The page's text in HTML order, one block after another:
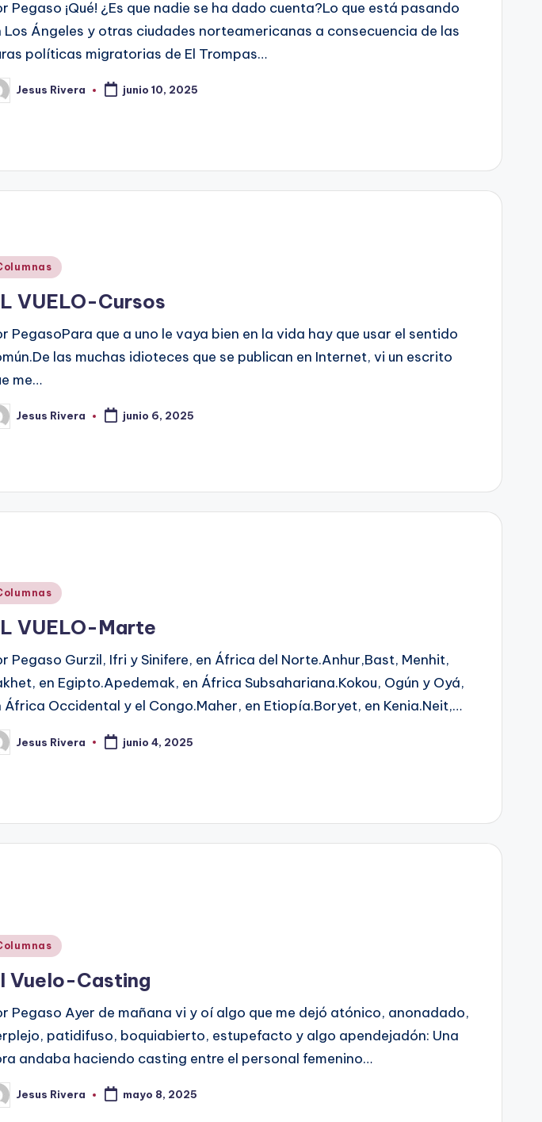
Pegaso ¡Qué! ¿Es que nadie se ha dado cuenta?Lo que está pasando
Los Ángeles y otras ciudades norteamericanas a consecuencia de las
políticas migratorias de El Trompas…
Jesus Rivera junio 10, 2025
VUELO-Cursos
PegasoPara que a uno le vaya bien en la vida hay que usar el sentido
las muchas idioteces que se publican en Internet, vi un escrito
me…
Jesus Rivera junio 6, 2025
VUELO-Marte
Pegaso Gurzil, Ifri y Sinifere, en África del Norte.Anhur,Bast, Menhit,
en Egipto.Apedemak, en África Subsahariana.Kokou, Ogún y Oyá,
África Occidental y el Congo.Maher, en Etiopía.Boryet, en Kenia.Neit,…
Jesus Rivera junio 4, 2025
Vuelo-Casting
Pegaso Ayer de mañana vi y oí algo que me dejó atónico, anonadado,
patidifuso, boquiabierto, estupefacto y algo apendejadón: Una
andaba haciendo casting entre el personal femenino…
Jesus Rivera mayo 8, 2025